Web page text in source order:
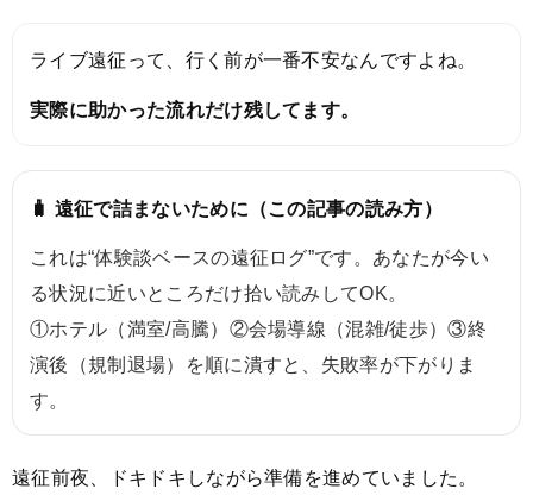
ライブ遠征って、行く前が一番不安なんですよね。
実際に助かった流れだけ残してます。
🧳 遠征で詰まないために（この記事の読み方）
これは“体験談ベースの遠征ログ”です。あなたが今い
る状況に近いところだけ拾い読みしてOK。
①ホテル（満室/高騰）②会場導線（混雑/徒歩）③終
演後（規制退場）を順に潰すと、失敗率が下がりま
す。
遠征前夜、ドキドキしながら準備を進めていました。